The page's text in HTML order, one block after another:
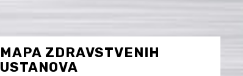
MAPA ZDRAVSTVENIH
USTANOVA